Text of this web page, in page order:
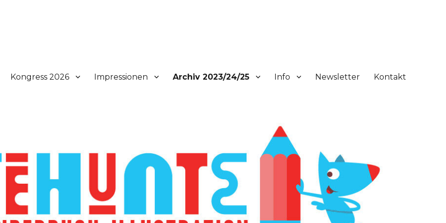
Kongress 2026 Impressionen Archiv 2023/24/25 Info Newsletter Kontakt